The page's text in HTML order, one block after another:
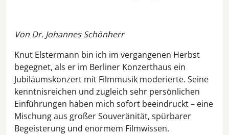
Von Dr. Johannes Schönherr
Knut Elstermann bin ich im vergangenen Herbst
begegnet, als er im Berliner Konzerthaus ein
Jubiläumskonzert mit Filmmusik moderierte. Seine
kenntnisreichen und zugleich sehr persönlichen
Einführungen haben mich sofort beeindruckt – eine
Mischung aus großer Souveränität, spürbarer
Begeisterung und enormem Filmwissen.